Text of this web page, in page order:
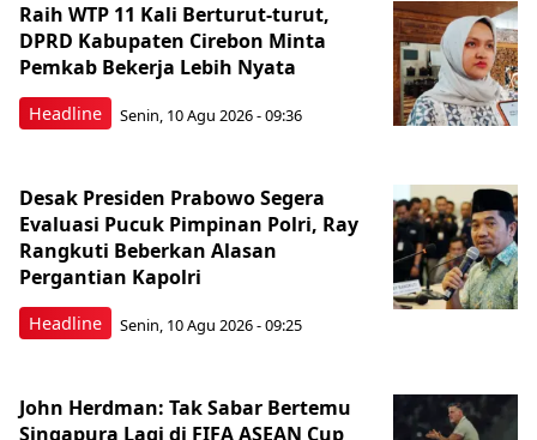
Headline
Raih WTP 11 Kali Berturut-turut,
DPRD Kabupaten Cirebon Minta
Pemkab Bekerja Lebih Nyata
Senin, 10 Agu 2026 - 09:36
Headline
Desak Presiden Prabowo Segera
Evaluasi Pucuk Pimpinan Polri, Ray
Rangkuti Beberkan Alasan
Pergantian Kapolri
Senin, 10 Agu 2026 - 09:25
John Herdman: Tak Sabar Bertemu
Singapura Lagi di FIFA ASEAN Cup